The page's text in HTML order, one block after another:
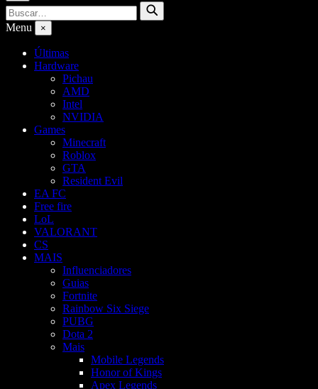
Buscar
por:
Buscar
Menu ×
Últimas
Hardware
Pichau
AMD
Intel
NVIDIA
Games
Minecraft
Roblox
GTA
Resident Evil
EA FC
Free fire
LoL
VALORANT
CS
MAIS
Influenciadores
Guias
Fortnite
Rainbow Six Siege
PUBG
Dota 2
Mais
Mobile Legends
Honor of Kings
Apex Legends